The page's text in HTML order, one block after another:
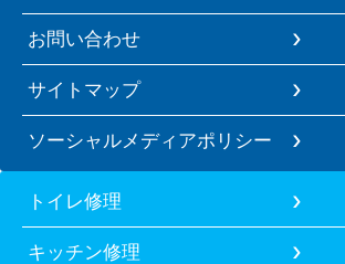
お問い合わせ
サイトマップ
ソーシャルメディアポリシー
トイレ修理
キッチン修理